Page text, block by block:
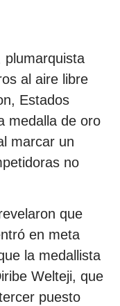
plumarquista
al aire libre
Estados
medalla de oro
marcar un
no
que
en meta
la medallista
Welteji, que
puesto